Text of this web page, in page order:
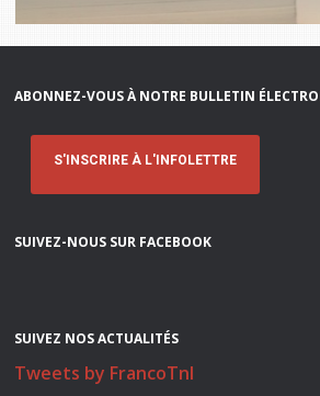
ABONNEZ-VOUS À NOTRE BULLETIN
S'INSCRIRE À L'INFOLETTRE
SUIVEZ-NOUS SUR FACEBOOK
SUIVEZ NOS ACTUALITÉS
Tweets by FrancoTnl